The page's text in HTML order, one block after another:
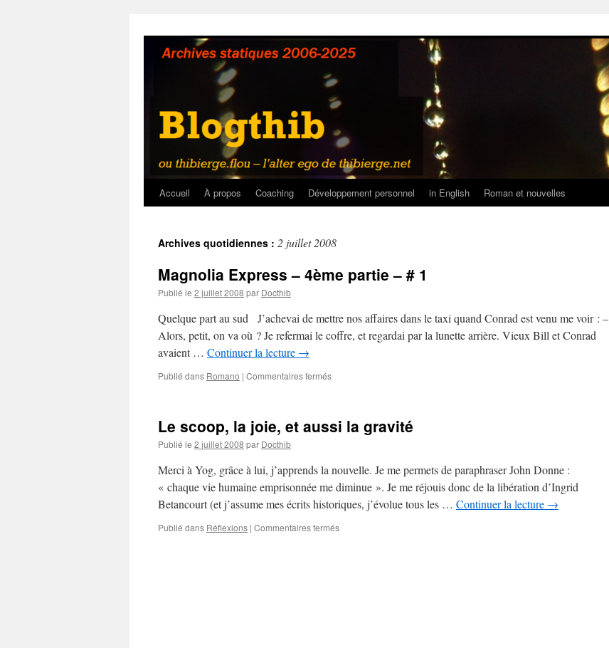
contenu
Accueil À propos Coaching Développement personnel in English Roman et nouvelles
Archives quotidiennes : 2 juillet 2008
Magnolia Express – 4ème partie – # 1
Publié le 2 juillet 2008 par Docthib
Quelque part au sud J’achevai de mettre nos affaires dans le taxi quand Conrad est venu me voir : –
Alors, petit, on va où ? Je refermai le coffre, et regardai par la lunette arrière. Vieux Bill et Conrad
avaient … Continuer la lecture →
Publié dans Romano | Commentaires ferméssur
4ème
1
Le scoop, la joie, et aussi la gravité
Publié le 2 juillet 2008 par Docthib
Merci à Yog, grâce à lui, j’apprends la nouvelle. Je me permets de paraphraser John Donne :
« chaque vie humaine emprisonnée me diminue ». Je me réjouis donc de la libération d’Ingrid
Betancourt (et j’assume mes écrits historiques, j’évolue tous les … Continuer la lecture →
Publié dans Réflexions | Commentaires ferméssur